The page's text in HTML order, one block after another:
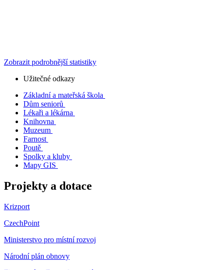
Zobrazit podrobnější statistiky
Užitečné odkazy
Základní a mateřská škola
Dům seniorů
Lékaři a lékárna
Knihovna
Muzeum
Farnost
Poutě
Spolky a kluby
Mapy GIS
Projekty a dotace
Krizport
CzechPoint
Ministerstvo pro místní rozvoj
Národní plán obnovy